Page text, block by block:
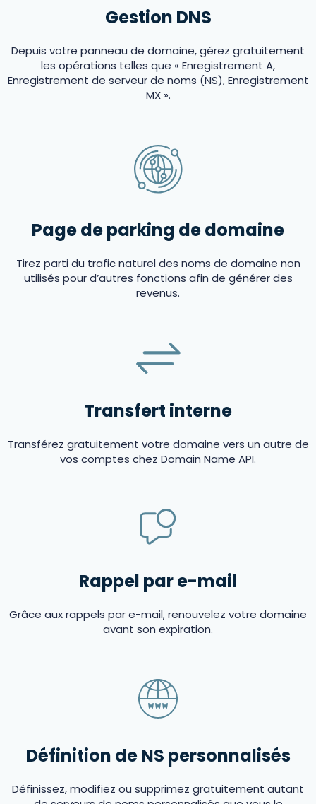
Gestion DNS
Depuis votre panneau de domaine, gérez gratuitement
les opérations telles que « Enregistrement A,
Enregistrement de serveur de noms (NS), Enregistrement
MX ».
Page de parking de domaine
Tirez parti du trafic naturel des noms de domaine non
utilisés pour d’autres fonctions afin de générer des
revenus.
Transfert interne
Transférez gratuitement votre domaine vers un autre de
vos comptes chez Domain Name API.
Rappel par e-mail
Grâce aux rappels par e-mail, renouvelez votre domaine
avant son expiration.
Définition de NS personnalisés
Définissez, modifiez ou supprimez gratuitement autant